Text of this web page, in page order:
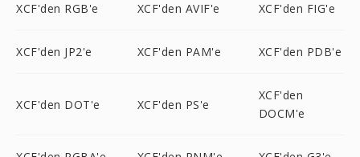
XCF'den RGB'e XCF'den AVIF'e XCF'den FIG'e
XCF'den JP2'e XCF'den PAM'e XCF'den PDB'e
XCF'den DOT'e XCF'den PS'e
XCF'den
DOCM'e